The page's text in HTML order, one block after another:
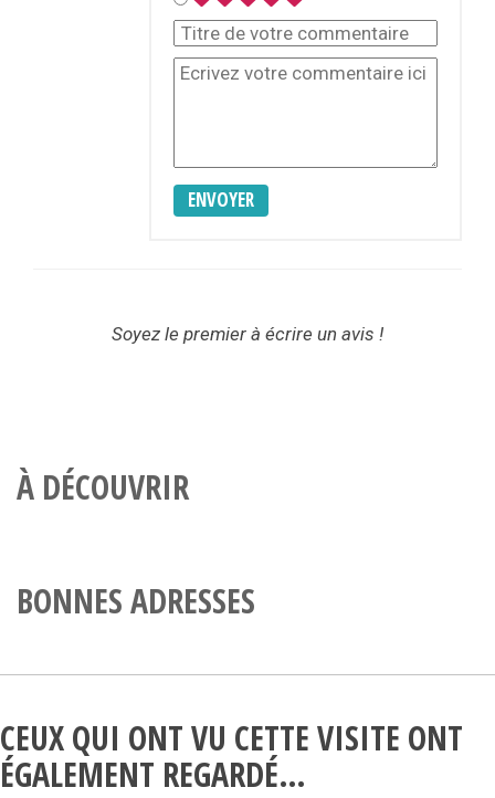
ENVOYER
Soyez le premier à écrire un avis !
À DÉCOUVRIR
BONNES ADRESSES
CEUX QUI ONT VU CETTE VISITE ONT
ÉGALEMENT REGARDÉ…